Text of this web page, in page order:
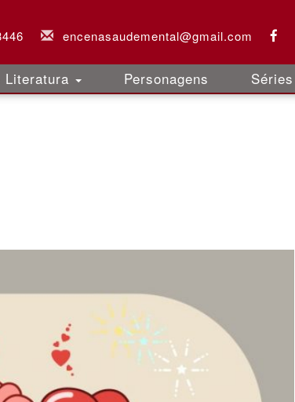
encenasaudemental@gmail.com
Literatura Personagens Séries